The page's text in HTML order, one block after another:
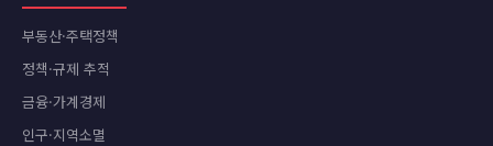
부동산·주택정책
정책·규제 추적
금융·가계경제
인구·지역소멸